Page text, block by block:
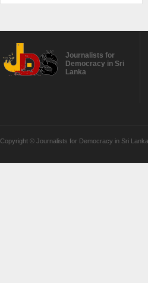
Journalists for
Democracy in Sri
Lanka
Copyright © Journalists for Democracy in Sri Lanka